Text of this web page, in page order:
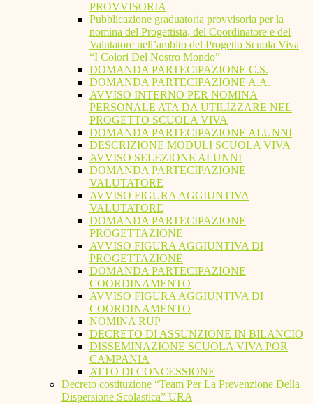
PROVVISORIA
Pubblicazione graduatoria provvisoria per la
nomina del Progettista, del Coordinatore e del
Valutatore nell’ambito del Progetto Scuola Viva
“I Colori Del Nostro Mondo”
DOMANDA PARTECIPAZIONE C.S.
DOMANDA PARTECIPAZIONE A.A.
AVVISO INTERNO PER NOMINA
PERSONALE ATA DA UTILIZZARE NEL
PROGETTO SCUOLA VIVA
DOMANDA PARTECIPAZIONE ALUNNI
DESCRIZIONE MODULI SCUOLA VIVA
AVVISO SELEZIONE ALUNNI
DOMANDA PARTECIPAZIONE
VALUTATORE
AVVISO FIGURA AGGIUNTIVA
VALUTATORE
DOMANDA PARTECIPAZIONE
PROGETTAZIONE
AVVISO FIGURA AGGIUNTIVA DI
PROGETTAZIONE
DOMANDA PARTECIPAZIONE
COORDINAMENTO
AVVISO FIGURA AGGIUNTIVA DI
COORDINAMENTO
NOMINA RUP
DECRETO DI ASSUNZIONE IN BILANCIO
DISSEMINAZIONE SCUOLA VIVA POR
CAMPANIA
ATTO DI CONCESSIONE
Decreto costituzione “Team Per La Prevenzione Della
Dispersione Scolastica” URA